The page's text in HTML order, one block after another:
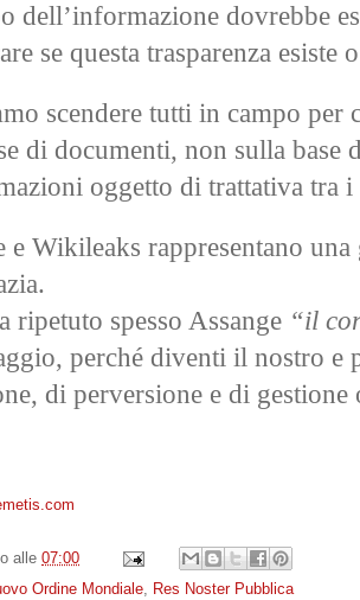
dell’informazione dovrebbe
se questa trasparenza
scendere tutti in campo per
di documenti, non sulla
oggetto di trattativa tra
e Wikileaks rappresentano
ripetuto spesso Assange “il
perché diventi il nostro e
di perversione e di gestione
alle 07:00
Ordine Mondiale, Res Noster Pubblica